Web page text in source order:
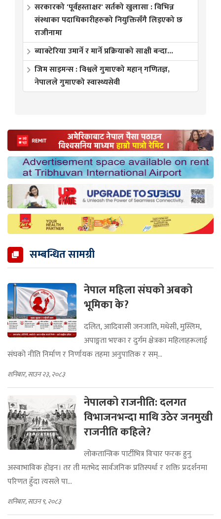
सरकारको 'पूर्वहस्ताक्षर' सर्तको खुलासा : विभिन्न
संस्थाका पदाधिकारीहरुको नियुक्तिसँगै लिइएको छ
राजीनामा
ब्याक्टेरिया उमार्ने र मार्ने प्रक्रियाको साक्षी बन्दा...
जिम साइमन्स : विश्वले गुमाएको महान् गणितज्ञ,
नेपालले गुमाएको स्वास्थ्यसेवी
सम्बन्धित सामग्री
नेपाल महिला संघको अबको
भूमिका के?
दलित, आदिवासी जनजाति, मधेसी, मुस्लिम,
अपाङ्गता भएका र दुर्गम क्षेत्रका महिलाहरूलाई
संघको नीति निर्माण र निर्णायक तहमा अनुपातिक र सम्...
शनिबार, साउन २३, २०८३
नेपालको राजनीति: दलगत
विभाजनभन्दा माथि उठेर जनमुखी
राजनीति कहिले?
लोकतान्त्रिक पार्टीभित्र विचार फरक हुनु
अस्वाभाविक होइन। तर ती मतभेद सार्वजनिक प्रतिस्पर्धा र शक्ति प्रदर्शनमा
परिणत हुँदा त्यसले पा...
शनिबार, साउन ९, २०८३